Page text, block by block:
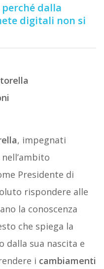
dalla
digitali non si
, impegnati
Presidente di
rispondere alle
la conoscenza
che spiega la
dalla sua nascita e
i cambiamenti